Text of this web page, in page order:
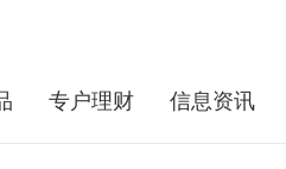
专户理财 信息资讯